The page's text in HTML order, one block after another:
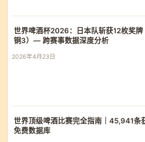
世界啤酒杯2026：日本队斩获12枚奖
铜3）— 跨赛事数据深度分析
2026年4月23日
世界顶级啤酒比赛完全指南｜45,941条
免费数据库